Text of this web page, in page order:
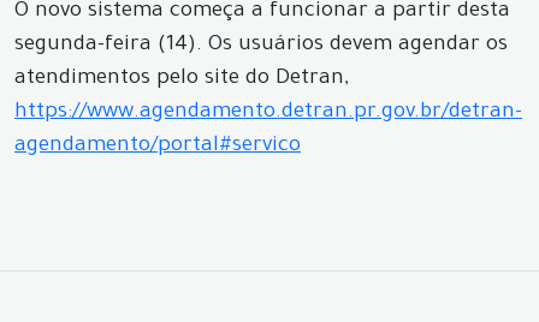
O novo sistema começa a funcionar a partir desta
segunda-feira (14). Os usuários devem agendar os
atendimentos pelo site do Detran,
https://www.agendamento.detran.pr.gov.br/detran-
agendamento/portal#servico